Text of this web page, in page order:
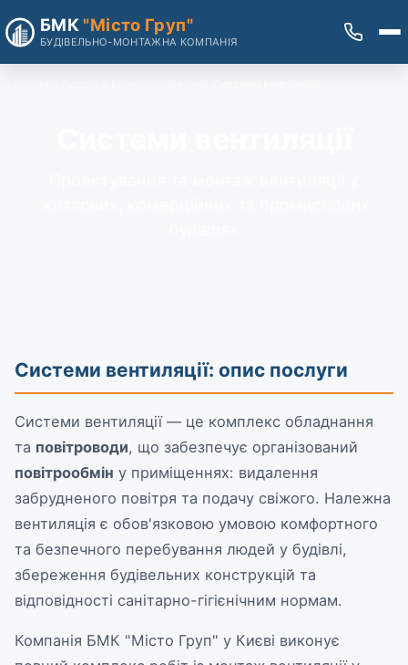
БМК "Місто Груп"
БУДІВЕЛЬНО-МОНТАЖНА КОМПАНІЯ
Системи вентиляції: опис послуги
Системи вентиляції — це комплекс обладнання
та повітроводи, що забезпечує організований
повітрообмін у приміщеннях: видалення
забрудненого повітря та подачу свіжого. Належна
вентиляція є обов'язковою умовою комфортного
та безпечного перебування людей у будівлі,
збереження будівельних конструкцій та
відповідності санітарно-гігієнічним нормам.
Компанія БМК "Місто Груп" у Києві виконує